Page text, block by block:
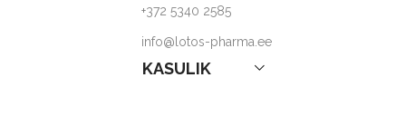
+372 5340 2585
info@lotos-pharma.ee
KASULIK